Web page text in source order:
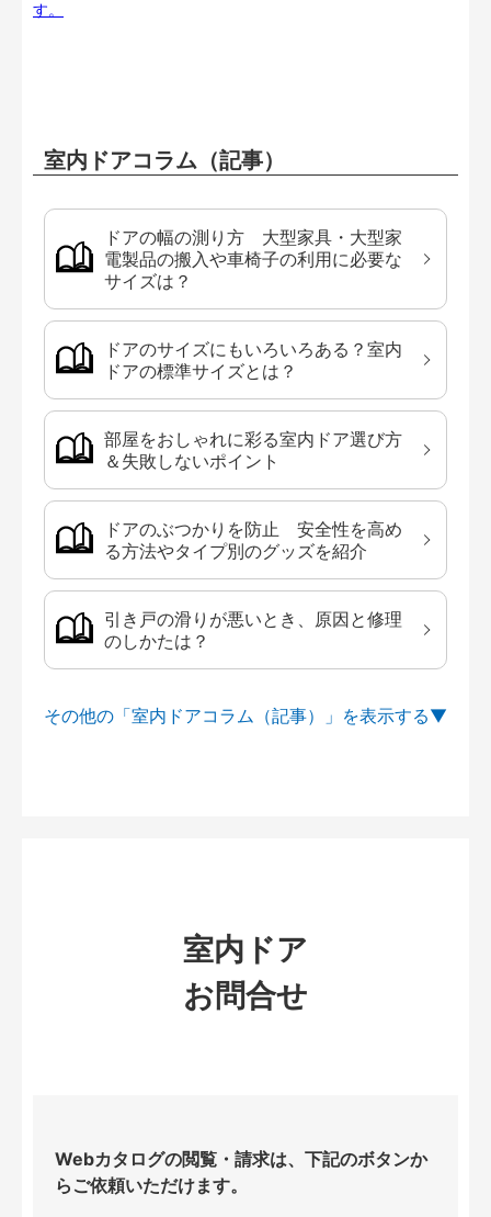
す。
室内ドアコラム（記事）
ドアの幅の測り方 大型家具・大型家
電製品の搬入や車椅子の利用に必要な
サイズは？
ドアのサイズにもいろいろある？室内
ドアの標準サイズとは？
部屋をおしゃれに彩る室内ドア選び方
＆失敗しないポイント
ドアのぶつかりを防止 安全性を高め
る方法やタイプ別のグッズを紹介
引き戸の滑りが悪いとき、原因と修理
のしかたは？
その他の「室内ドアコラム（記事）」を
室内ドア
お問合せ
Webカタログの閲覧・請求は、下記のボタンか
らご依頼いただけます。